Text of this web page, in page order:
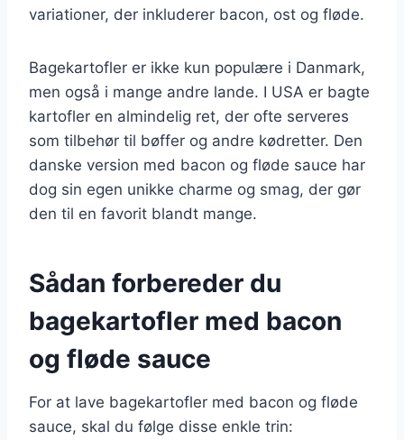
variationer, der inkluderer bacon, ost og fløde.
Bagekartofler er ikke kun populære i Danmark,
men også i mange andre lande. I USA er bagte
kartofler en almindelig ret, der ofte serveres
som tilbehør til bøffer og andre kødretter. Den
danske version med bacon og fløde sauce har
dog sin egen unikke charme og smag, der gør
den til en favorit blandt mange.
Sådan forbereder du
bagekartofler med bacon
og fløde sauce
For at lave bagekartofler med bacon og fløde
sauce, skal du følge disse enkle trin: